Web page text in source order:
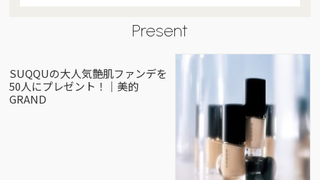
Present
SUQQUの大人気艶肌ファンデを
50人にプレゼント！｜美的
GRAND